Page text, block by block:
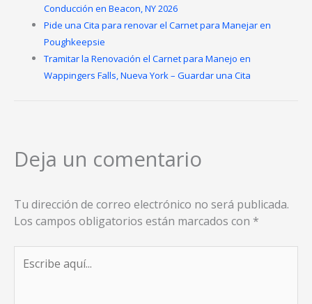
Conducción en Beacon, NY 2026
Pide una Cita para renovar el Carnet para Manejar en
Poughkeepsie
Tramitar la Renovación el Carnet para Manejo en
Wappingers Falls, Nueva York – Guardar una Cita
Deja un comentario
Tu dirección de correo electrónico no será publicada.
Los campos obligatorios están marcados con *
aquí...